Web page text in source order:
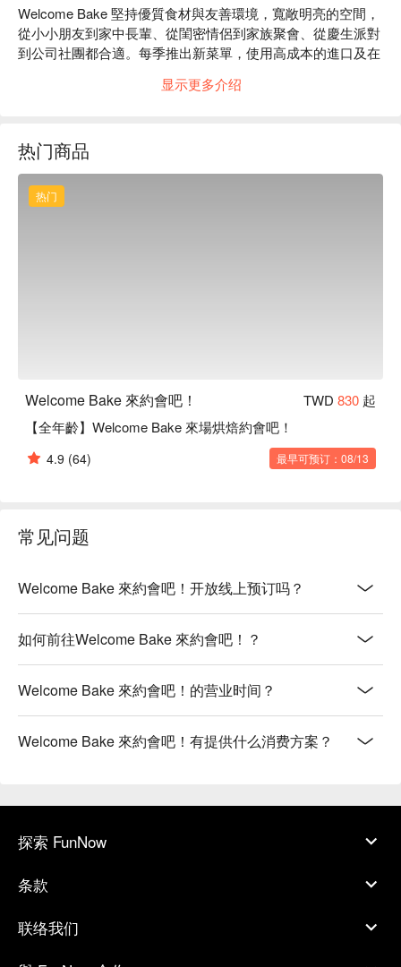
Welcome Bake 堅持優質食材與友善環境，寬敞明亮的空間，
從小小朋友到家中長輩、從閨密情侶到家族聚會、從慶生派對
到公司社團都合適。每季推出新菜單，使用高成本的進口及在
售的半成品，盡可能讓客人從最原始的食材開始動手，在食安
路新聞直播。
显示更多介绍
热门商品
热门
Welcome Bake 來約會吧！ TWD 830 起
【全年齡】Welcome Bake 來場烘焙約會吧！
4.9 (64) 最早可预订：08/13
常见问题
Welcome Bake 來約會吧！开放线上预订吗？
如何前往Welcome Bake 來約會吧！？
Welcome Bake 來約會吧！的营业时间？
Welcome Bake 來約會吧！有提供什么消费方案？
探索 FunNow
条款
联络我们